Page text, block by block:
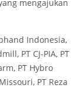
mengajukan
Indonesia,
PT CJ-PIA, PT
PT Hybro
PT Reza